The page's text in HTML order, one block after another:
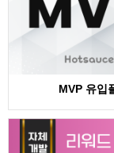
MVP 유입